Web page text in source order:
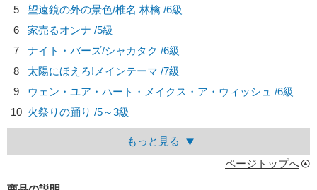
5
望遠鏡の外の景色/椎名 林檎 /6級
6
家売るオンナ /5級
7
ナイト・バーズ/シャカタク /6級
8
太陽にほえろ!メインテーマ /7級
9
ウェン・ユア・ハート・メイクス・ア・ウィッシュ /6級
10 火祭りの踊り /5～3級
もっと見る
ページトップへ